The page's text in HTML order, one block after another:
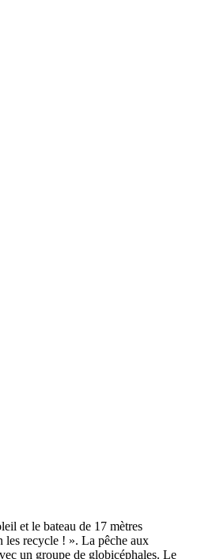
et le bateau de 17 mètres
les recycle ! ». La pêche aux
un groupe de globicéphales. Le